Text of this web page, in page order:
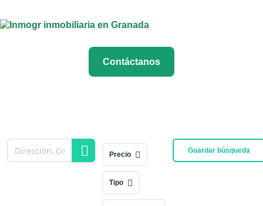
Contáctanos
Guardar búsqueda
Precio
Tipo